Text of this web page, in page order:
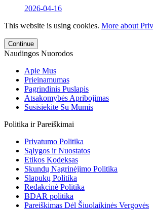
2026-04-16
This website is using cookies. More about
Continue
Naudingos Nuorodos
Apie Mus
Prieinamumas
Pagrindinis Puslapis
Atsakomybės Apribojimas
Susisiekite Su Mumis
Politika ir Pareiškimai
Privatumo Politika
Sąlygos ir Nuostatos
Etikos Kodeksas
Skundų Nagrinėjimo Politika
Slapukų Politika
Redakcinė Politika
BDAR politika
Pareiškimas Dėl Šiuolaikinės Vergovės